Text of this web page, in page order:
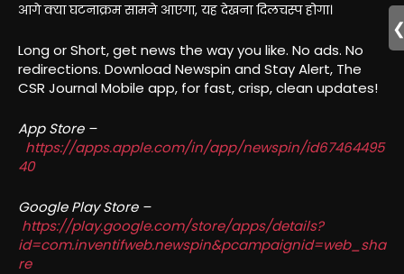
आगे क्या घटनाक्रम सामने आएगा, यह देखना दिलचस्प होगा।
Long or Short, get news the way you like. No ads. No
redirections. Download Newspin and Stay Alert, The
CSR Journal Mobile app, for fast, crisp, clean updates!
App Store –
https://apps.apple.com/in/app/newspin/id67464495
40
Google Play Store –
https://play.google.com/store/apps/details?
id=com.inventifweb.newspin&pcampaignid=web_sha
re